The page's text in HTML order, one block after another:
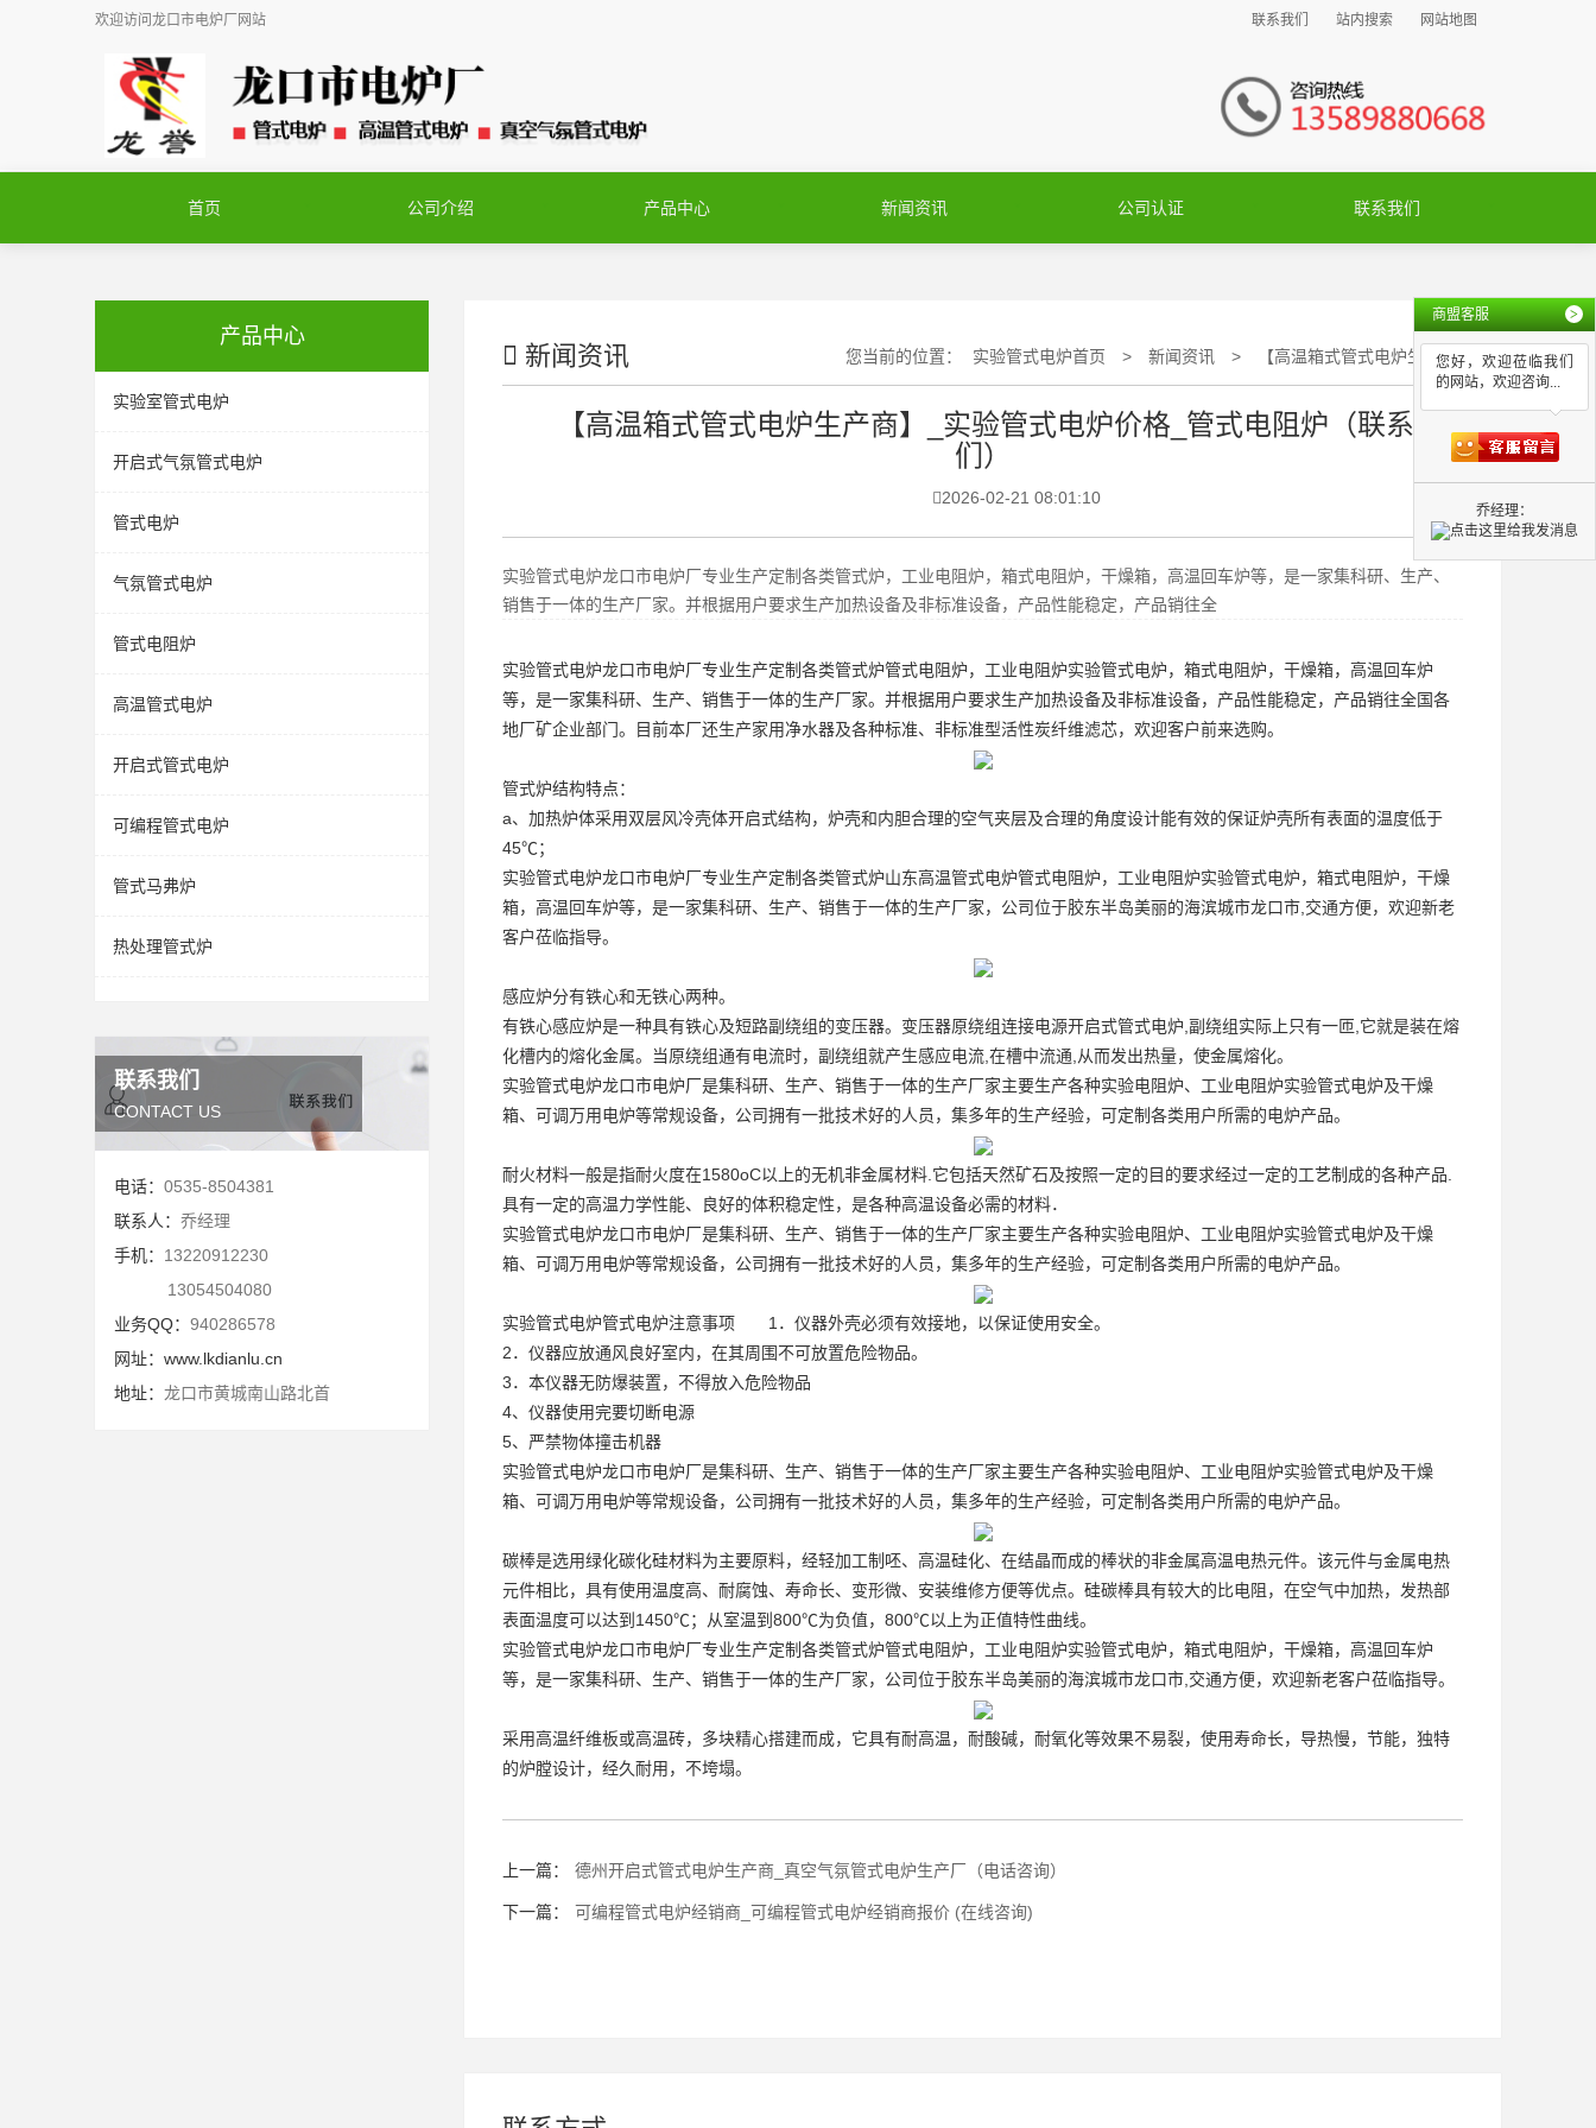
欢迎访问 龙口市电炉厂 网站 联系我们 站内搜索 网站地图
首页 公司介绍 产品中心 新闻资讯 公司认证 联系我们
产品中心
实验室管式电炉
开启式气氛管式电炉
管式电炉
气氛管式电炉
管式电阻炉
高温管式电炉
开启式管式电炉
可编程管式电炉
管式马弗炉
热处理管式炉
联系我们
CONTACT US
电话： 0535-8504381
联系人： 乔经理
手机： 13220912230
13054504080
业务QQ： 940286578
网址： www.lkdianlu.cn
地址： 龙口市黄城南山路北首
新闻资讯 您当前的位置： 实验管式电炉首页 > 新闻资讯 > 【高温箱式管式电炉生产商】_实验管式电炉价格_管式电阻炉（联系我们）
【高温箱式管式电炉生产商】_实验管式电炉价格_管式电阻炉（联系我
们）
2026-02-21 08:01:10
实验管式电炉龙口市电炉厂专业生产定制各类管式炉，工业电阻炉，箱式电阻炉，干燥箱，高温回车炉等，是一家集科研、生产、
销售于一体的生产厂家。并根据用户要求生产加热设备及非标准设备，产品性能稳定，产品销往全
实验管式电炉龙口市电炉厂专业生产定制各类管式炉管式电阻炉，工业电阻炉实验管式电炉，箱式电阻炉，干燥箱，高温回车炉
等，是一家集科研、生产、销售于一体的生产厂家。并根据用户要求生产加热设备及非标准设备，产品性能稳定，产品销往全国各
地厂矿企业部门。目前本厂还生产家用净水器及各种标准、非标准型活性炭纤维滤芯，欢迎客户前来选购。
管式炉结构特点：
a、加热炉体采用双层风冷壳体开启式结构，炉壳和内胆合理的空气夹层及合理的角度设计能有效的保证炉壳所有表面的温度低于
45℃；
实验管式电炉龙口市电炉厂专业生产定制各类管式炉山东高温管式电炉管式电阻炉，工业电阻炉实验管式电炉，箱式电阻炉，干燥
箱，高温回车炉等，是一家集科研、生产、销售于一体的生产厂家，公司位于胶东半岛美丽的海滨城市龙口市,交通方便，欢迎新老
客户莅临指导。
感应炉分有铁心和无铁心两种。
有铁心感应炉是一种具有铁心及短路副绕组的变压器。变压器原绕组连接电源开启式管式电炉 ,副绕组实际上只有一匝,它就是装在熔
化槽内的熔化金属。当原绕组通有电流时，副绕组就产生感应电流,在槽中流通,从而发出热量，使金属熔化。
实验管式电炉龙口市电炉厂是集科研、生产、销售于一体的生产厂家主要生产各种实验电阻炉、工业电阻炉实验管式电炉及干燥
箱、可调万用电炉等常规设备，公司拥有一批技术好的人员，集多年的生产经验，可定制各类用户所需的电炉产品。
耐火材料一般是指耐火度在1580oC以上的无机非金属材料.它包括天然矿石及按照一定的目的要求经过一定的工艺制成的各种产品.
具有一定的高温力学性能、良好的体积稳定性，是各种高温设备必需的材料．
实验管式电炉龙口市电炉厂是集科研、生产、销售于一体的生产厂家主要生产各种实验电阻炉、工业电阻炉实验管式电炉及干燥
箱、可调万用电炉等常规设备，公司拥有一批技术好的人员，集多年的生产经验，可定制各类用户所需的电炉产品。
实验管式电炉管式电炉注意事项 1．仪器外壳必须有效接地，以保证使用安全。
2．仪器应放通风良好室内，在其周围不可放置危险物品。
3．本仪器无防爆装置，不得放入危险物品
4、仪器使用完要切断电源
5、严禁物体撞击机器
实验管式电炉龙口市电炉厂是集科研、生产、销售于一体的生产厂家主要生产各种实验电阻炉、工业电阻炉实验管式电炉及干燥
箱、可调万用电炉等常规设备，公司拥有一批技术好的人员，集多年的生产经验，可定制各类用户所需的电炉产品。
碳棒是选用绿化碳化硅材料为主要原料，经轻加工制呸、高温硅化、在结晶而成的棒状的非金属高温电热元件。该元件与金属电热
元件相比，具有使用温度高、耐腐蚀、寿命长、变形微、安装维修方便等优点。硅碳棒具有较大的比电阻，在空气中加热，发热部
表面温度可以达到1450℃；从室温到800℃为负值，800℃以上为正值特性曲线。
实验管式电炉龙口市电炉厂专业生产定制各类管式炉管式电阻炉，工业电阻炉实验管式电炉，箱式电阻炉，干燥箱，高温回车炉
等，是一家集科研、生产、销售于一体的生产厂家，公司位于胶东半岛美丽的海滨城市龙口市,交通方便，欢迎新老客户莅临指导。
采用高温纤维板或高温砖，多块精心搭建而成，它具有耐高温，耐酸碱，耐氧化等效果不易裂，使用寿命长，导热慢，节能，独特
的炉膛设计，经久耐用，不垮塌。
上一篇： 德州开启式管式电炉生产商_真空气氛管式电炉生产厂（电话咨询）
下一篇： 可编程管式电炉经销商_可编程管式电炉经销商报价 (在线咨询)
商盟客服 >
您好，欢迎莅临我们
的网站，欢迎咨询...
乔经理：